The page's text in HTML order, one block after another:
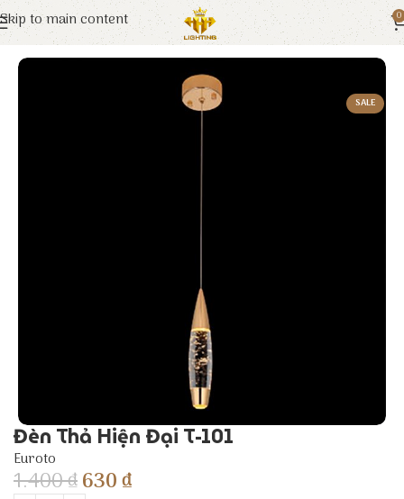
Skip to main content 0
Trang chủ Euroto Đèn Trang Trí
SALE
Đèn Thả Hiện Đại T-101
Euroto
1.400₫630₫